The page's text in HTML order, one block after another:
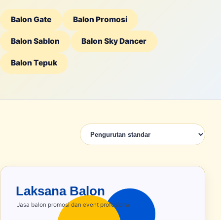
Balon Gate Balon Promosi
Balon Sablon Balon Sky Dancer
Balon Tepuk